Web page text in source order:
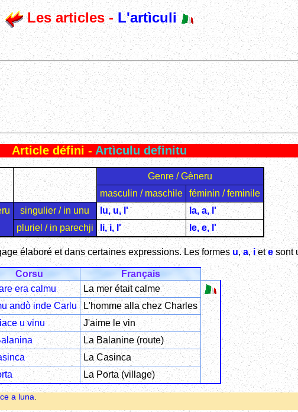
Les articles - L'artìculi
Article défini - Artìculu definitu
Genre / Gèneru
masculin / maschile
féminin / feminile
singulier / in unu lu, u, l'
la, a, l'
pluriel / in parechji
li, i, l' le, e, l'
élaboré et dans certaines expressions. Les formesu,a, ietesont
Corsu
Français
era calmu
La mer était calme
andò inde Carlu
L'homme alla chez Charles
u vinu
J'aime le vin
La Balanine (route)
La Casinca
La Porta (village)
a luna